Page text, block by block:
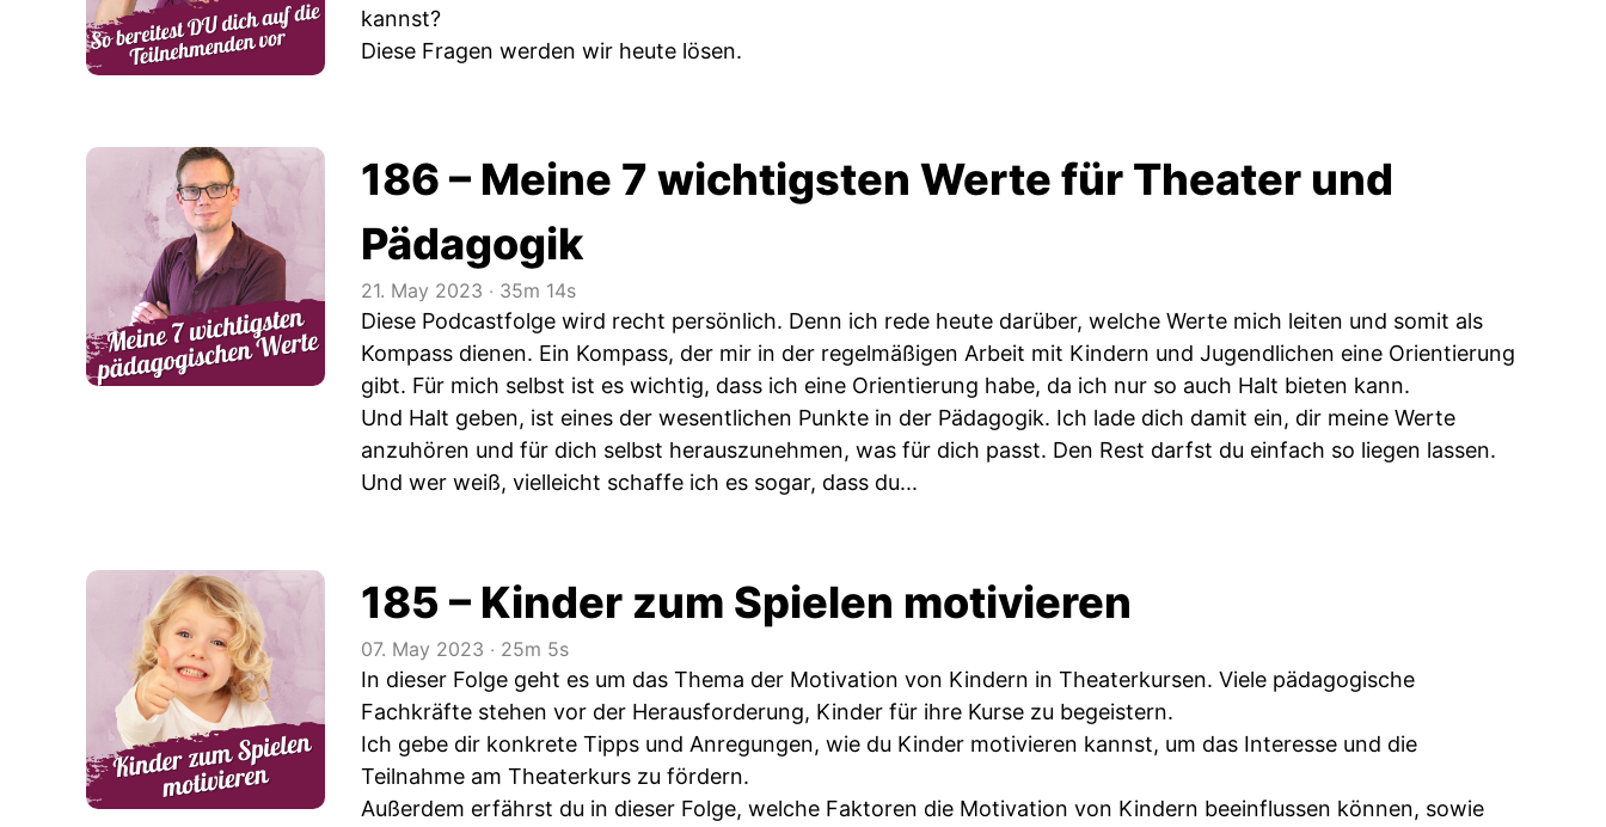
kannst?
Diese Fragen werden wir heute lösen.
186 – Meine 7 wichtigsten Werte für Theater und
Pädagogik
21. May 2023 ‧ 35m 14s
Diese Podcastfolge wird recht persönlich. Denn ich rede heute darüber, welche Werte mich leiten und somit als
Kompass dienen. Ein Kompass, der mir in der regelmäßigen Arbeit mit Kindern und Jugendlichen eine Orientierung
gibt. Für mich selbst ist es wichtig, dass ich eine Orientierung habe, da ich nur so auch Halt bieten kann.
Und Halt geben, ist eines der wesentlichen Punkte in der Pädagogik. Ich lade dich damit ein, dir meine Werte
anzuhören und für dich selbst herauszunehmen, was für dich passt. Den Rest darfst du einfach so liegen lassen.
Und wer weiß, vielleicht schaffe ich es sogar, dass du...
185 – Kinder zum Spielen motivieren
07. May 2023 ‧ 25m 5s
In dieser Folge geht es um das Thema der Motivation von Kindern in Theaterkursen. Viele pädagogische
Fachkräfte stehen vor der Herausforderung, Kinder für ihre Kurse zu begeistern.
Ich gebe dir konkrete Tipps und Anregungen, wie du Kinder motivieren kannst, um das Interesse und die
Teilnahme am Theaterkurs zu fördern.
Außerdem erfährst du in dieser Folge, welche Faktoren die Motivation von Kindern beeinflussen können, sowie